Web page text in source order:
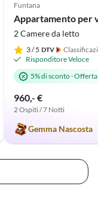
Funtana
2 Camere da letto
3/ 5
Risponditore Veloce
5% di sconto·Offerta
960,- €
2 Ospiti / 7 Notti
Gemma Nascosta